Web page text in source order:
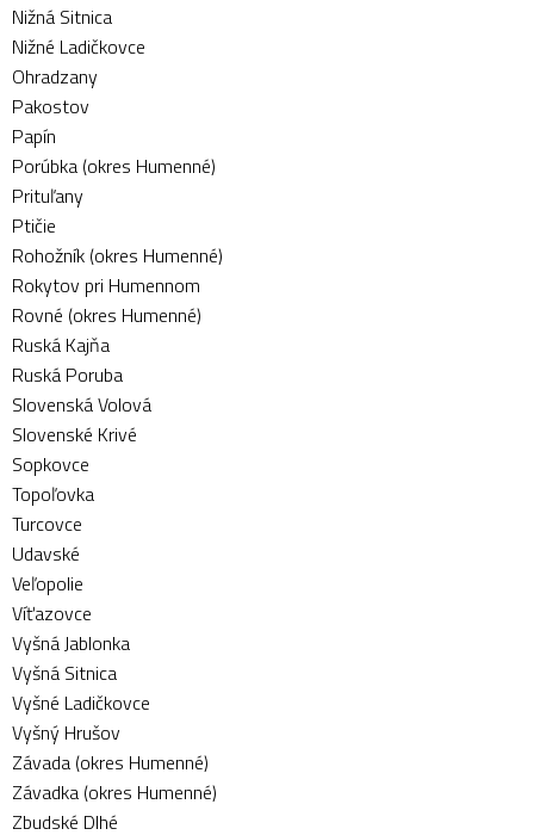
Nižná Sitnica
Nižné Ladičkovce
Ohradzany
Pakostov
Papín
Porúbka (okres Humenné)
Prituľany
Ptičie
Rohožník (okres Humenné)
Rokytov pri Humennom
Rovné (okres Humenné)
Ruská Kajňa
Ruská Poruba
Slovenská Volová
Slovenské Krivé
Sopkovce
Topoľovka
Turcovce
Udavské
Veľopolie
Víťazovce
Vyšná Jablonka
Vyšná Sitnica
Vyšné Ladičkovce
Vyšný Hrušov
Závada (okres Humenné)
Závadka (okres Humenné)
Zbudské Dlhé